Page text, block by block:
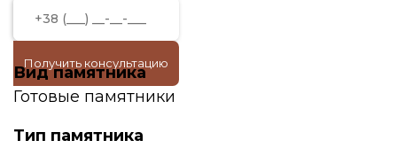
Получить консультацию
Вид памятника
Готовые памятники
Тип памятника